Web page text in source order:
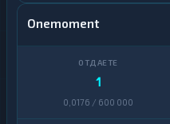
Onemoment
1
0,0176 / 600 000